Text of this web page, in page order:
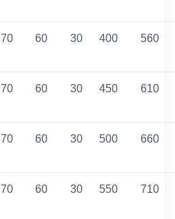
70 60 30 400 560
70 60 30 450 610
70 60 30 500 660
70 60 30 550 710